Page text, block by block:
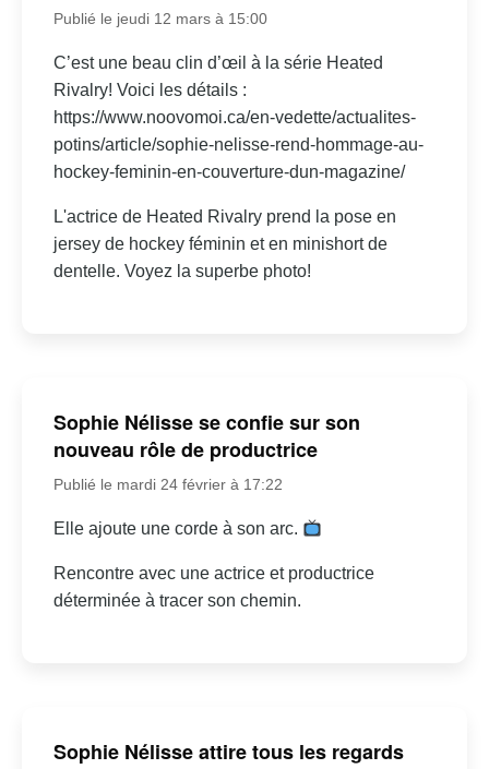
Publié le jeudi 12 mars à 15:00
C’est une beau clin d’œil à la série Heated
Rivalry! Voici les détails :
https://www.noovomoi.ca/en-vedette/actualites-
potins/article/sophie-nelisse-rend-hommage-au-
hockey-feminin-en-couverture-dun-magazine/
L'actrice de Heated Rivalry prend la pose en
jersey de hockey féminin et en minishort de
dentelle. Voyez la superbe photo!
Sophie Nélisse se confie sur son
nouveau rôle de productrice
Publié le mardi 24 février à 17:22
Elle ajoute une corde à son arc.
Rencontre avec une actrice et productrice
déterminée à tracer son chemin.
Sophie Nélisse attire tous les regards